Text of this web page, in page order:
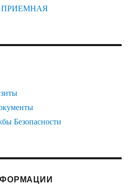
ПРИЕМНАЯ
Безопасности